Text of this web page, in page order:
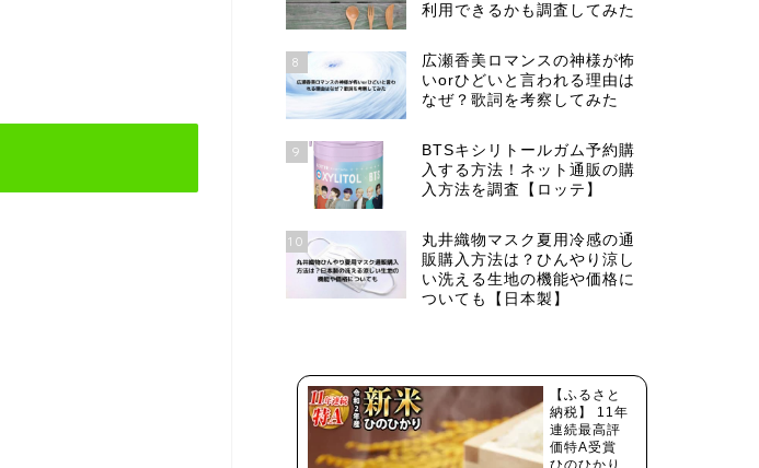
利用できるかも調査してみた
8
広瀬香美ロマンスの神様が怖
いorひどいと言われる理由は
なぜ？歌詞を考察してみた
9
BTSキシリトールガム予約購
入する方法！ネット通販の購
入方法を調査【ロッテ】
10
丸井織物マスク夏用冷感の通
販購入方法は？ひんやり涼し
い洗える生地の機能や価格に
ついても【日本製】
【ふるさと
納税】 11年
連続最高評
価特A受賞
ひのひかり